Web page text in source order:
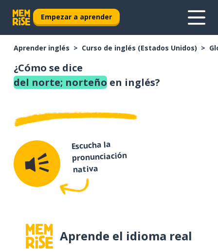
Empezar a aprender
Aprender inglés Curso de inglés (Estados Unidos)
¿Cómo se dice
del norte; norteño en inglés?
Escucha la
pronunciación
nativa
Aprende el idioma real